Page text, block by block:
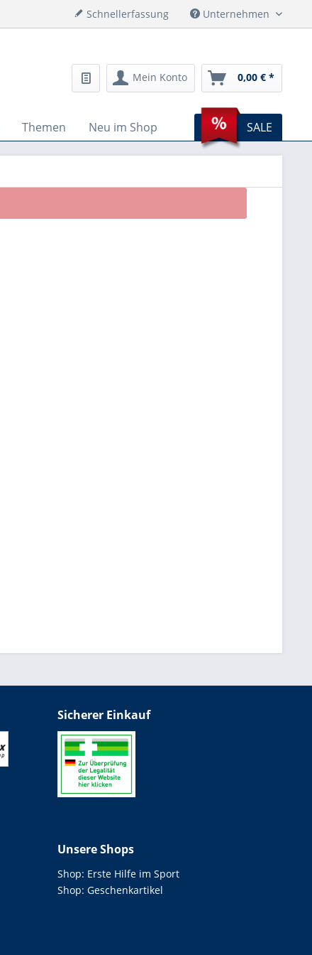
Schnellerfassung Unternehmen
Mein Konto 0,00 € *
Themen Neu im Shop SALE
Sicherer Einkauf
Unsere Shops
Shop: Erste Hilfe im Sport
Shop: Geschenkartikel